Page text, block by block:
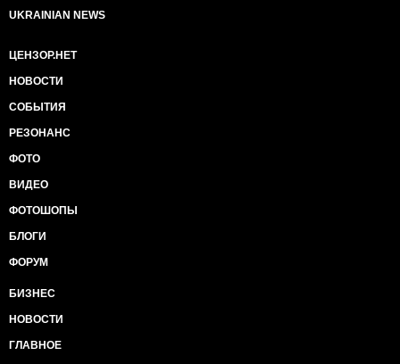
UKRAINIAN NEWS
ЦЕНЗОР.НЕТ
НОВОСТИ
СОБЫТИЯ
РЕЗОНАНС
ФОТО
ВИДЕО
ФОТОШОПЫ
БЛОГИ
ФОРУМ
БИЗНЕС
НОВОСТИ
ГЛАВНОЕ